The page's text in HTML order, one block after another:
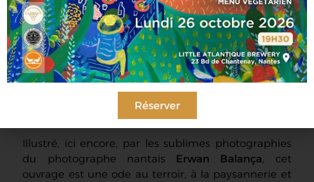
Fromages Sauvages
par Augustin Denous et Erwan Balança
Illustré, ici encore, par les sublimes photographies
du photographe nantais Erwan Balança, cet
ouvrage est une ode au terroir, à la paysannerie et
Réserver